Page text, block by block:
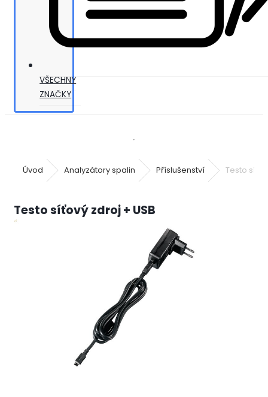
VŠECHNY
ZNAČKY
Úvod Analyzátory spalin Příslušenství Testo
Testo síťový zdroj + USB